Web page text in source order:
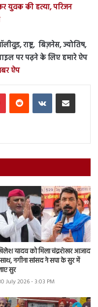
युवक की हत्या, परिजन
राष्ट्र, बिज़नेस, ज्योतिष,
पर पढ़ने के लिए हमारे ऐप
ऐप
PinterestReddit VKontakteShare via Email
यादव को मिला चंद्रशेखर आजाद
नगीना सांसद ने सपा के सुर में
सुर
July 2026 - 3:03 PM